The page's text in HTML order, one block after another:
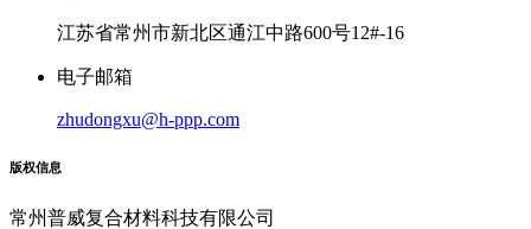
江苏省常州市新北区通江中路600号12#-16
电子邮箱
zhudongxu@h-ppp.com
版权信息
常州普威复合材料科技有限公司